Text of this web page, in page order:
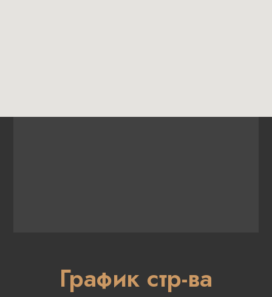
График стр-ва